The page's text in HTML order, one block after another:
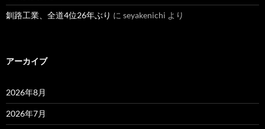
釧路工業、全道4位26年ぶり に seyakenichi より
アーカイブ
2026年8月
2026年7月